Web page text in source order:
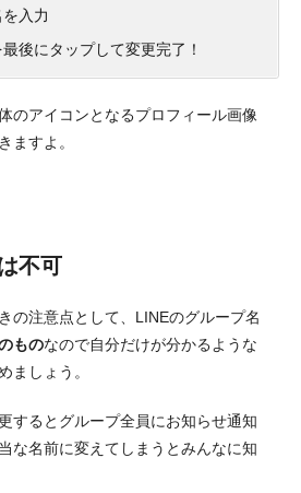
入力
後にタップして変更完了！
のアイコンとなるプロフィール画像
ますよ。
不可
の注意点として、LINEのグループ名
ものなので自分だけが分かるような
ましょう。
するとグループ全員にお知らせ通知
な名前に変えてしまうとみんなに知